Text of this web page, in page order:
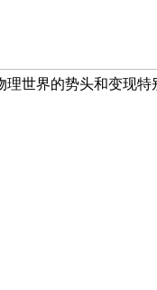
世界的势头和变现